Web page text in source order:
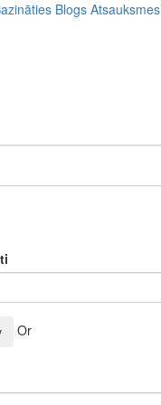
Blogs Atsauksmes
Or